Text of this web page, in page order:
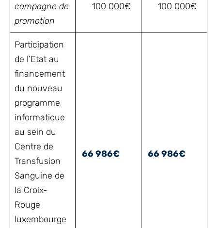
campagne de
promotion
100 000€ 100 000€
Participation
de l’Etat au
financement
du nouveau
programme
informatique
au sein du
Centre de
Transfusion
Sanguine de
la Croix-
Rouge
luxembourge
66 986€ 66 986€